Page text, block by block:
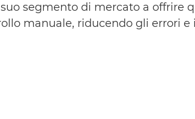
segmento di mercato a
manuale, riducendo gli errori